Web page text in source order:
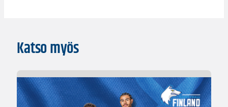
Katso myös